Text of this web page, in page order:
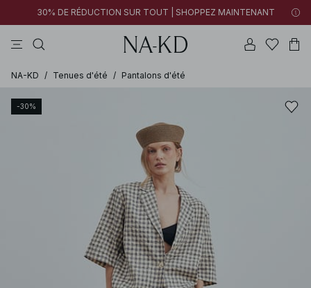
30% DE RÉDUCTION SUR TOUT | SHOPPEZ MAINTENANT
NA-KD / Tenues d'été / Pantalons d'été
-30%